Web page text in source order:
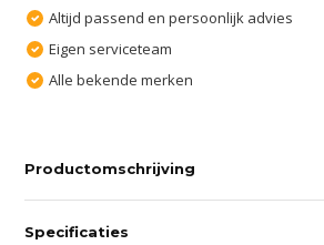
Altijd passend en persoonlijk advies
Eigen serviceteam
Alle bekende merken
Productomschrijving
Specificaties